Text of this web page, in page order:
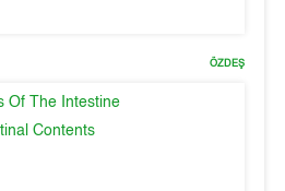
ÖZDEŞ
Of The Intestine
Contents